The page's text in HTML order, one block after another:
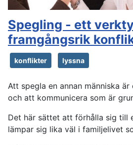
Spegling - ett
framgångsrik
konflikter lyssna
Att spegla en annan människa
och att kommunicera som är
Det här sättet att förhålla sig till
lämpar sig lika väl i familjelivet